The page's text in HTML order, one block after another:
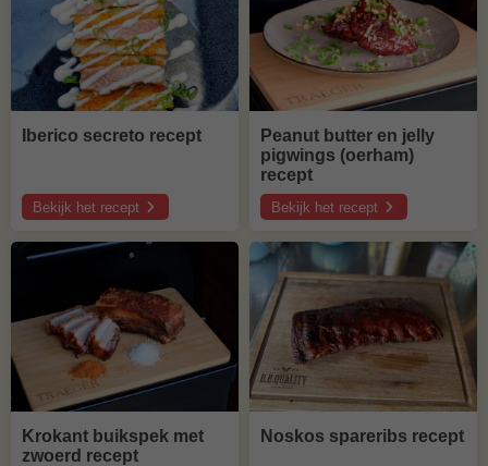
Iberico secreto recept
Bekijk het recept
over
Iberico
secreto
recept
Peanut butter en jelly
pigwings (oerham)
recept
Bekijk het recept
over
Peanut
butter
en
jelly
pigwings
(oerham)
recept
Krokant buikspek met
zwoerd recept
Noskos spareribs recept